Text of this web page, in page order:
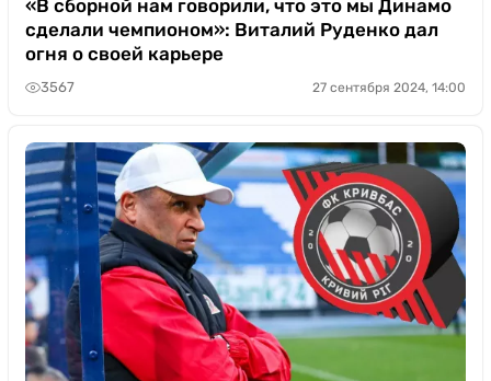
«В сборной нам говорили, что это мы Динамо
сделали чемпионом»: Виталий Руденко дал
огня о своей карьере
3567 27 сентября 2024, 14:00